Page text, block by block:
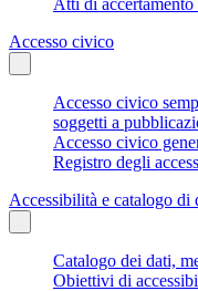
Accesso civico
Accesso civico
soggetti a
Accesso civico
Registro degli
Accessibilità e catalogo di
Catalogo dei dati,
Obiettivi di